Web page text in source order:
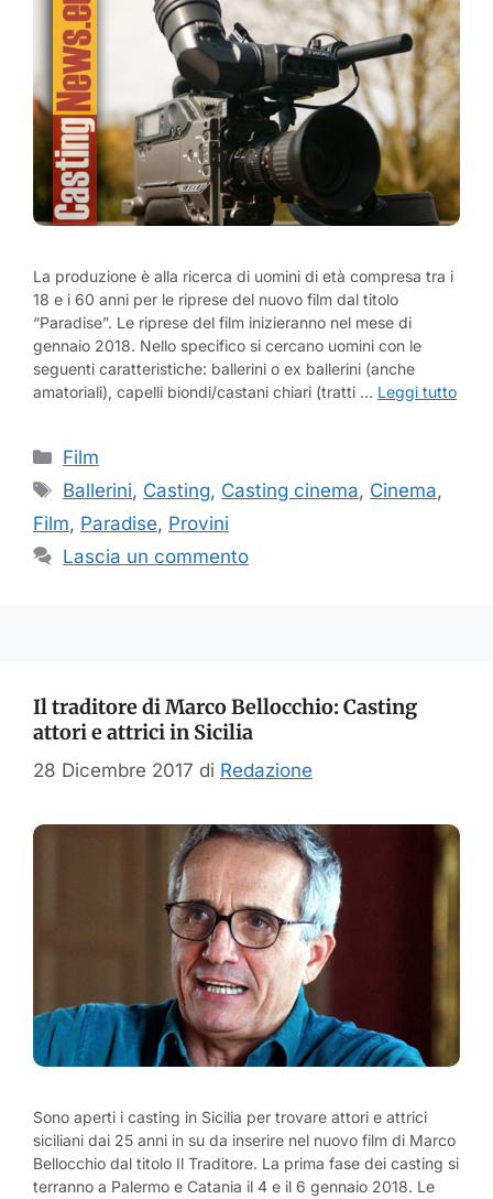
La produzione è alla ricerca di uomini di età compresa tra i
18 e i 60 anni per le riprese del nuovo film dal titolo
“Paradise”. Le riprese del film inizieranno nel mese di
gennaio 2018. Nello specifico si cercano uomini con le
seguenti caratteristiche: ballerini o ex ballerini (anche
amatoriali), capelli biondi/castani chiari (tratti … Leggi tutto
Categorie
Film
Tag
Ballerini, Casting, Casting cinema, Cinema,
Film, Paradise, Provini
Lascia un commento
Il traditore di Marco Bellocchio: Casting
attori e attrici in Sicilia
28 Dicembre 2017 di Redazione
Sono aperti i casting in Sicilia per trovare attori e attrici
siciliani dai 25 anni in su da inserire nel nuovo film di Marco
Bellocchio dal titolo Il Traditore. La prima fase dei casting si
terranno a Palermo e Catania il 4 e il 6 gennaio 2018. Le